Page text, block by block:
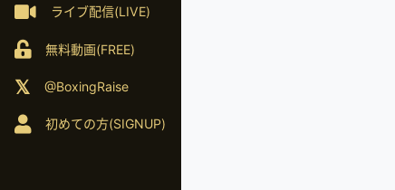
ライブ配信(LIVE)
無料動画(FREE)
@BoxingRaise
初めての方(SIGNUP)